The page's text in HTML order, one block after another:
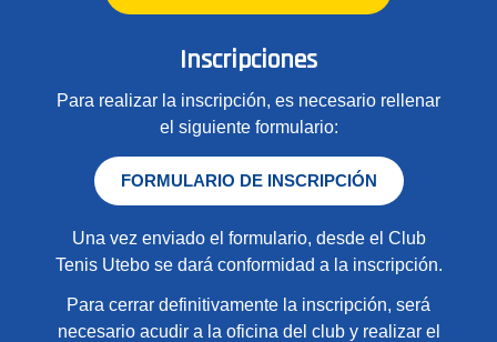
Inscripciones
Para realizar la inscripción, es necesario rellenar
el siguiente formulario:
FORMULARIO DE INSCRIPCIÓN
Una vez enviado el formulario, desde el Club
Tenis Utebo se dará conformidad a la inscripción.
Para cerrar definitivamente la inscripción, será
necesario acudir a la oficina del club y realizar el